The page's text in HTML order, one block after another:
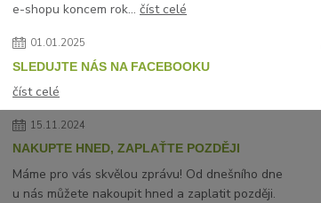
e-shopu koncem rok...číst celé
01.01.2025
SLEDUJTE NÁS NA FACEBOOKU
číst celé
15.11.2024
NAKUPTE HNED, ZAPLAŤTE POZDĚJI
Máme pro vás skvělou zprávu! Od dnešního dne
u nás můžete nakoupit hned a zaplatit později.